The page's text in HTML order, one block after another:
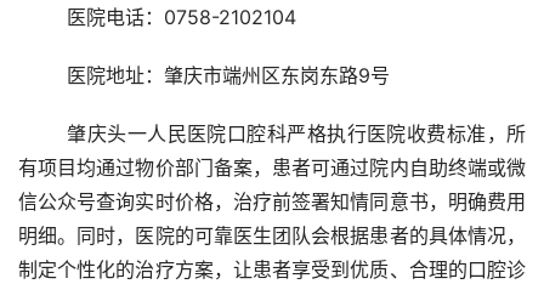
	医院电话：0758-2102104
	医院地址：肇庆市端州区东岗东路9号
	肇庆头一人民医院口腔科严格执行医院收费标准，所
有项目均通过物价部门备案，患者可通过院内自助终端或微
信公众号查询实时价格，治疗前签署知情同意书，明确费用
明细。同时，医院的可靠医生团队会根据患者的具体情况，
制定个性化的治疗方案，让患者享受到优质、合理的口腔诊